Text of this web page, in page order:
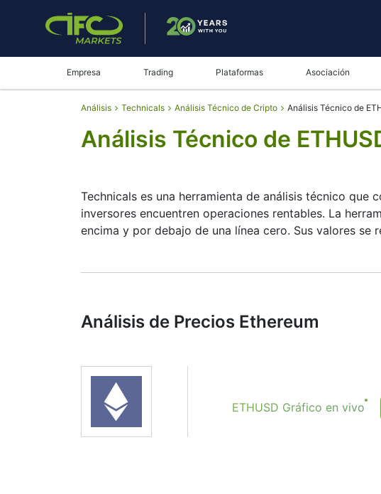
Empresa Trading Plataformas Asociación
Análisis Technicals Análisis Técnico de Cripto Análisis Técnico de
Análisis Técnico de
Technicals es una herramienta de análisis técnico
inversores encuentren operaciones rentables. La
encima y por debajo de una línea cero. Sus valores
Resumen
indicadores complementarios para tomar mejores
señales.
indicador Technical Ratings. Las recomendaciones
individuales que pueden ayudar al usuario a detectar
estrategia.
Análisis de Precios Ethereum
ETHUSD Gráfico en vivo